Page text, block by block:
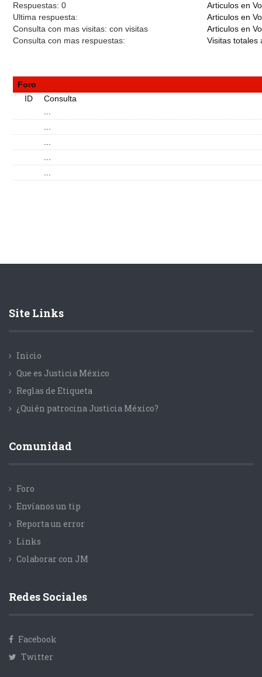
Respuestas: 0
Ultima respuesta:
Consulta con mas visitas: con visitas
Consulta con mas respuestas:
Articulos en
Articulos en
Articulos en
Visitas totales
Foro
ID
Consulta
Site Links
Inicio
Que es Justicia México
Reglas de Etiqueta
¿Quién patrocina Justicia México?
Comunidad
Foro
Envíanos un tip
Reporta un error
Links
Colaborar con JM
Redes Sociales
Facebook
Twitter